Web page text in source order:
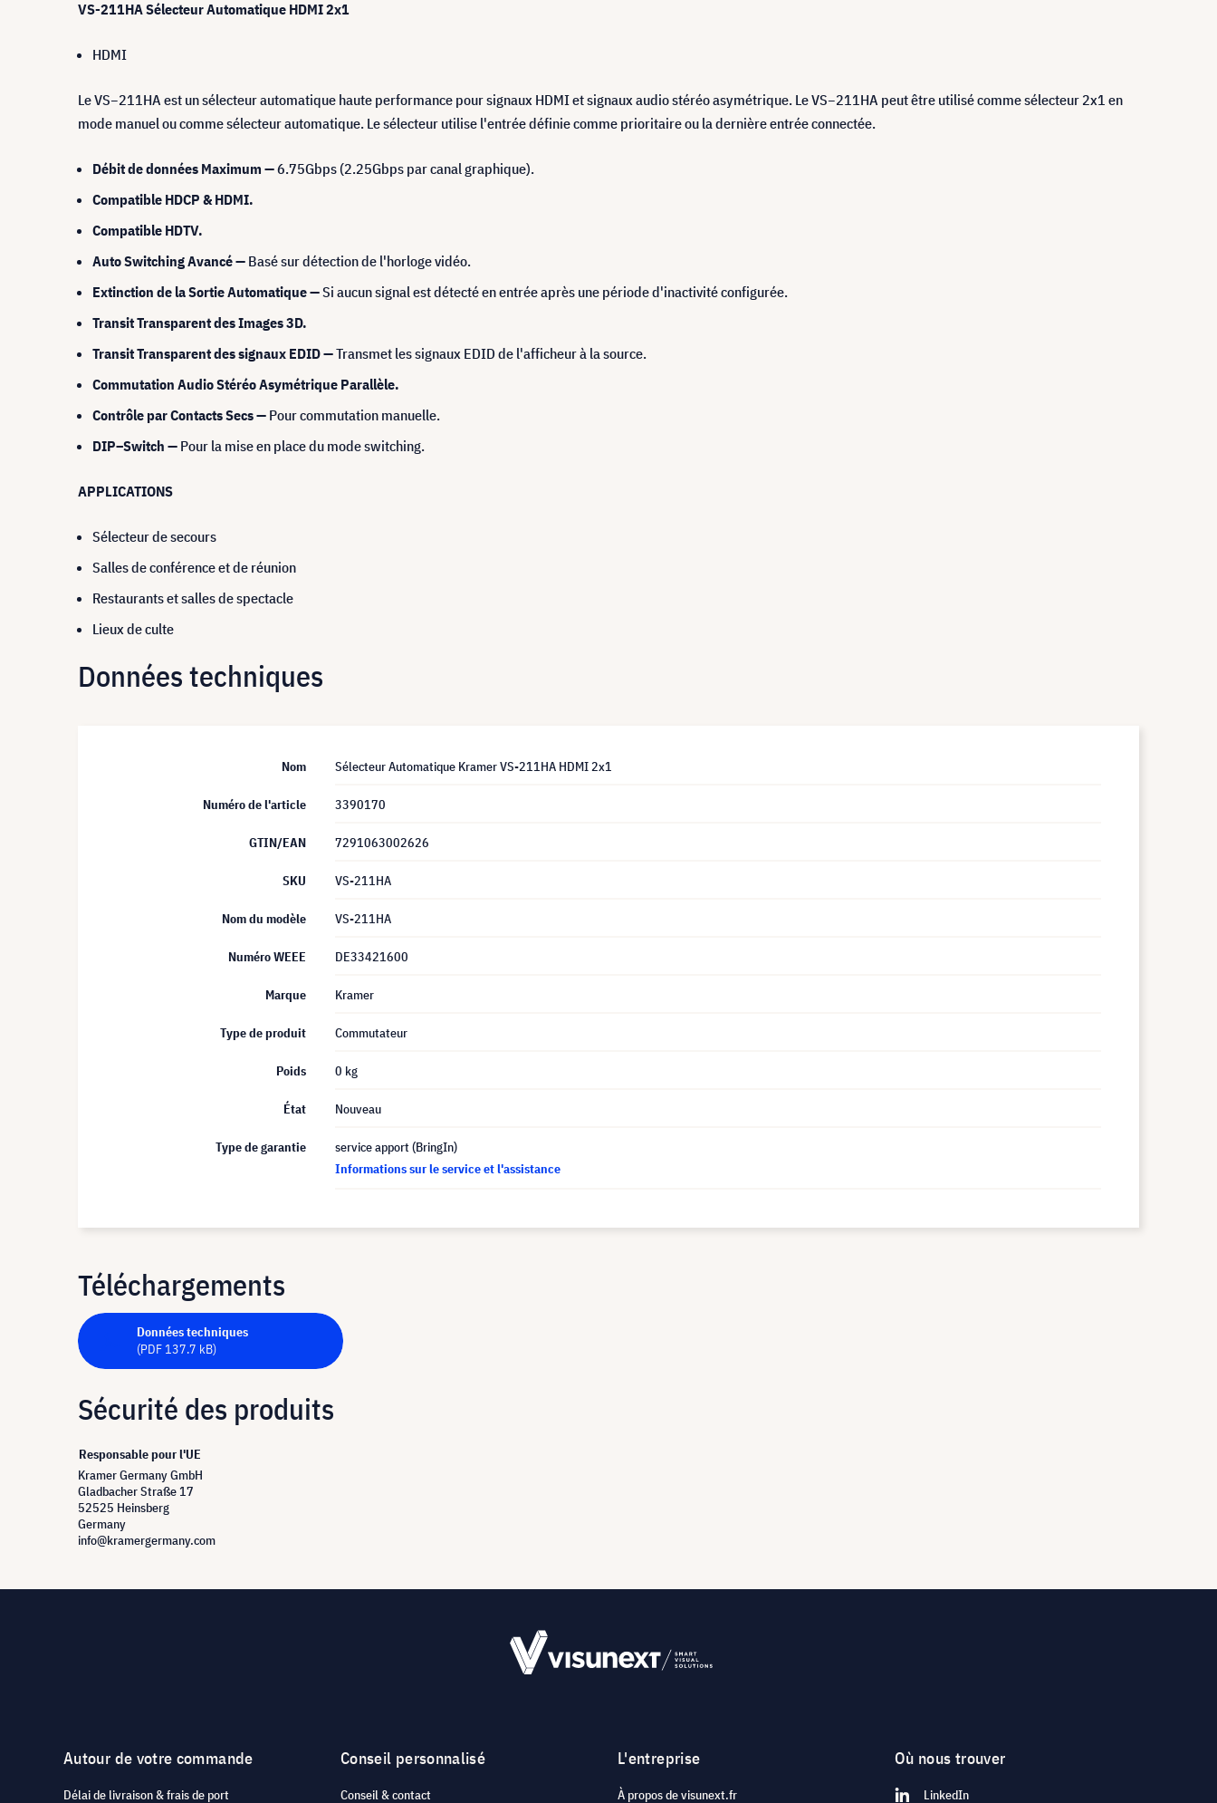
VS-211HA Sélecteur Automatique HDMI 2x1
HDMI
Le VS−211HA est un sélecteur automatique haute performance pour signaux HDMI et signaux audio stéréo asymétrique. Le VS−211HA peut être utilisé comme sélecteur 2x1 en
mode manuel ou comme sélecteur automatique. Le sélecteur utilise l'entrée définie comme prioritaire ou la dernière entrée connectée.
Débit de données Maximum —6.75Gbps (2.25Gbps par canal graphique).
Compatible HDCP & HDMI.
Compatible HDTV.
Auto Switching Avancé — Basé sur détection de l'horloge vidéo.
Extinction de la Sortie Automatique —Si aucun signal est détecté en entrée après une période d'inactivité configurée.
Transit Transparent des Images 3D.
Transit Transparent des signaux EDID —Transmet les signaux EDID de l'afficheur à la source.
Commutation Audio Stéréo Asymétrique Parallèle.
Contrôle par Contacts Secs — Pour commutation manuelle.
DIP–Switch — Pour la mise en place du mode switching.
APPLICATIONS
Sélecteur de secours
Salles de conférence et de réunion
Restaurants et salles de spectacle
Lieux de culte
Données techniques
Nom Sélecteur Automatique Kramer VS-211HA HDMI 2x1
Numéro de l'article 3390170
GTIN/EAN 7291063002626
SKU VS-211HA
Nom du modèle VS-211HA
Numéro WEEE DE33421600
Marque Kramer
Type de produit Commutateur
Poids 0 kg
État Nouveau
Type de garantie
service apport (BringIn)
Informations sur le service et l'assistance
Téléchargements
Données techniques
(PDF 137.7 kB)
Sécurité des produits
Responsable pour l'UE
Kramer Germany GmbH
Gladbacher Straße 17
52525 Heinsberg
Germany
info@kramergermany.com
Autour de votre commande
Délai de livraison & frais de port
Conseil personnalisé
Conseil & contact
L'entreprise
À propos de visunext.fr
Où nous trouver
LinkedIn